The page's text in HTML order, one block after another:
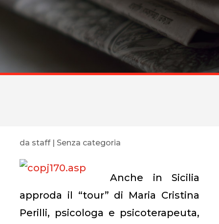
da staff| Senza categoria
Anche in Sicilia
approda il “tour” di Maria Cristina
Perilli, psicologa e psicoterapeuta,